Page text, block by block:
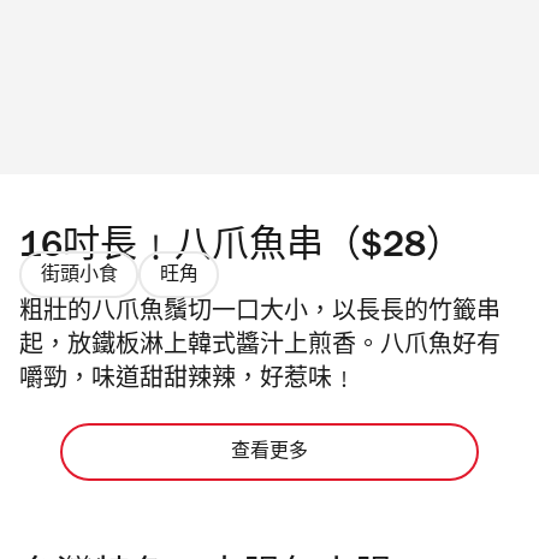
16吋長﹗八爪魚串（$28）
街頭小食 旺角
粗壯的八爪魚鬚切一口大小，以長長的竹籤串
起，放鐵板淋上韓式醬汁上煎香。八爪魚好有
嚼勁，味道甜甜辣辣，好惹味﹗
查看更多